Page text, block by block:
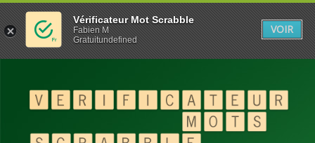
Vérificateur Mot Scrabble
Fabien M
Gratuitundefined
VOIR